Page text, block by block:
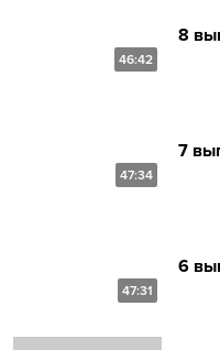
46:42
8
47:34
7
47:31
6